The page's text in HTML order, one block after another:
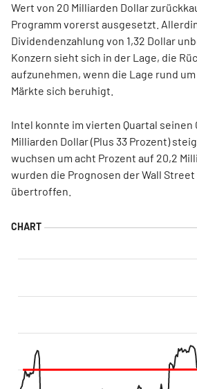
Wert von 20 Milliarden Dollar
Programm vorerst ausgesetzt.
Dividendenzahlung von 1,32 Dollar
Konzern sieht sich in der Lage, die
aufzunehmen, wenn die Lage rund
Märkte sich beruhigt.
Intel konnte im vierten Quartal seinen
Milliarden Dollar (Plus 33 Prozent)
wuchsen um acht Prozent auf 20,2
wurden die Prognosen der Wall
übertroffen.